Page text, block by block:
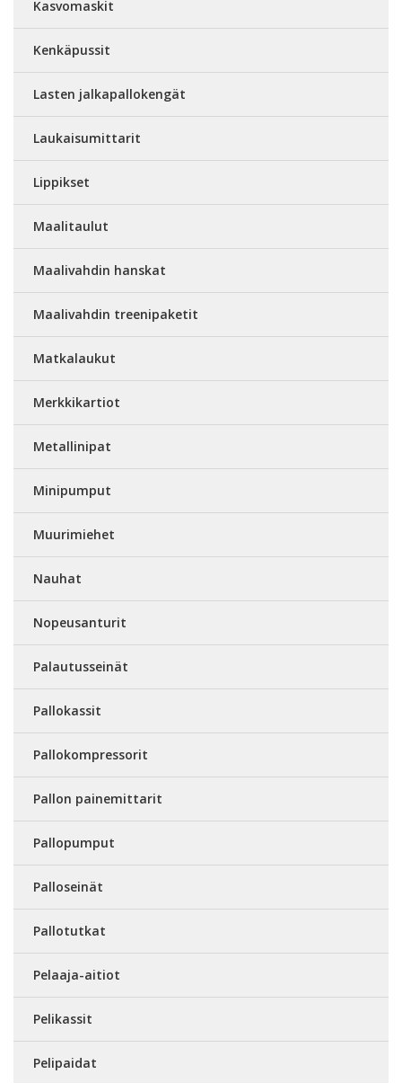
Kasvomaskit
Kenkäpussit
Lasten jalkapallokengät
Laukaisumittarit
Lippikset
Maalitaulut
Maalivahdin hanskat
Maalivahdin treenipaketit
Matkalaukut
Merkkikartiot
Metallinipat
Minipumput
Muurimiehet
Nauhat
Nopeusanturit
Palautusseinät
Pallokassit
Pallokompressorit
Pallon painemittarit
Pallopumput
Palloseinät
Pallotutkat
Pelaaja-aitiot
Pelikassit
Pelipaidat